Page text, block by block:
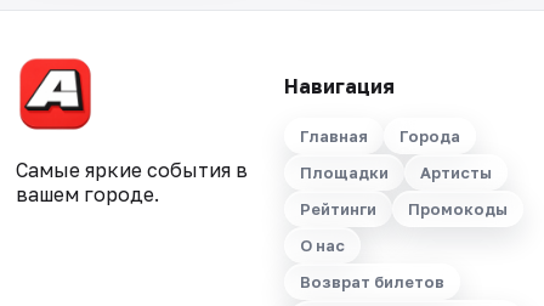
Самые яркие события в
вашем городе.
Навигация
Главная
Города
Площадки
Артисты
Рейтинги
Промокоды
О нас
Возврат билетов